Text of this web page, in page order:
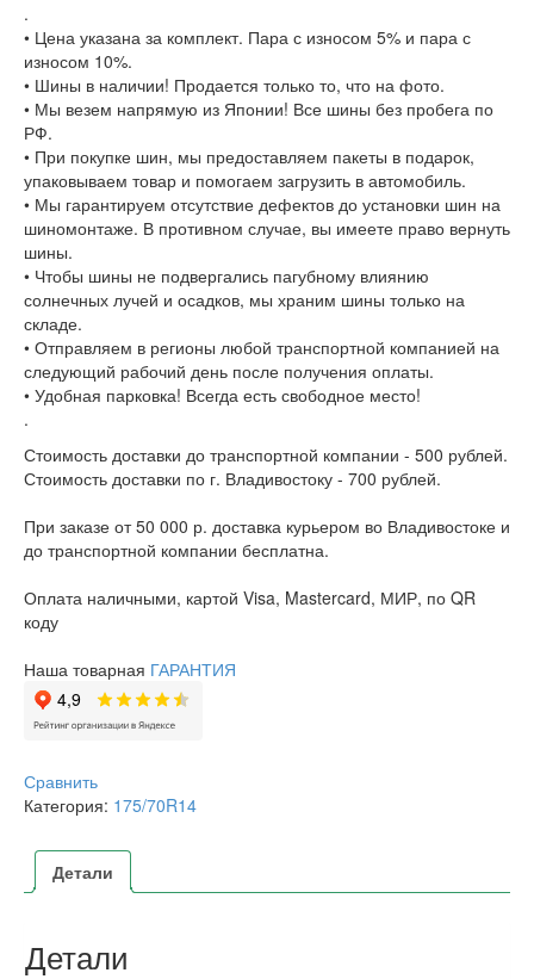
.
• Цена указана за комплект. Пара с износом 5% и пара с
износом 10%.
• Шины в наличии! Продается только то, что на фото.
• Мы везем напрямую из Японии! Все шины без пробега по
РФ.
• При покупке шин, мы предоставляем пакеты в подарок,
упаковываем товар и помогаем загрузить в автомобиль.
• Мы гарантируем отсутствие дефектов до установки шин на
шиномонтаже. В противном случае, вы имеете право вернуть
шины.
• Чтобы шины не подвергались пагубному влиянию
солнечных лучей и осадков, мы храним шины только на
складе.
• Отправляем в регионы любой транспортной компанией на
следующий рабочий день после получения оплаты.
• Удобная парковка! Всегда есть свободное место!
.
Стоимость доставки до транспортной компании - 500 рублей.
Стоимость доставки по г. Владивостоку - 700 рублей.
При заказе от 50 000 р. доставка курьером во Владивостоке и
до транспортной компании бесплатна.
Оплата наличными, картой Visa, Mastercard, МИР, по QR
коду
Наша товарная ГАРАНТИЯ
Сравнить
Категория: 175/70R14
Детали
Детали